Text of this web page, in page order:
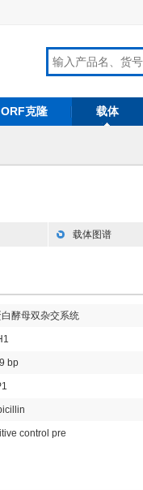
ORF克隆 载体
载体图谱
白酵母双杂交系统
bp
control pre